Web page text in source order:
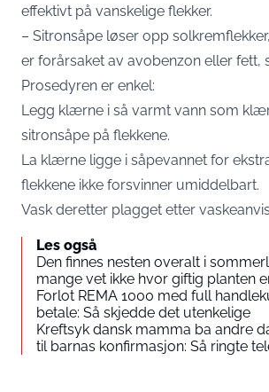
effektivt på vanskelige flekker.
– Sitronsåpe løser opp
er forårsaket av avobenzon eller fett,
Prosedyren er enkel:
Legg klærne i så varmt vann som
sitronsåpe på flekkene.
La klærne ligge i såpevannet for
flekkene ikke forsvinner umiddelbart.
Vask deretter plagget etter
Les også
Den finnes nesten overalt i
mange vet ikke hvor giftig planten
Forlot REMA 1000 med full
betale: Så skjedde det utenkelige
Kreftsyk dansk mamma ba andre
til barnas konfirmasjon: Så ringte